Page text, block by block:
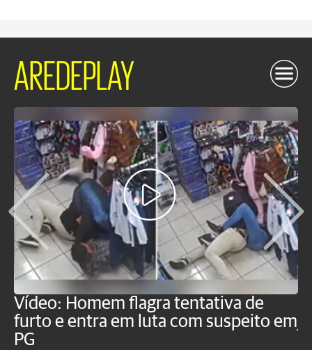
AREDEPLAY
Vídeo: Homem flagra tentativa de
furto e entra em luta com suspeito em
PG